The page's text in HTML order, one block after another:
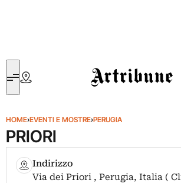
Artribune
HOME›EVENTI E MOSTRE›PERUGIA
PRIORI
Indirizzo
Via dei Priori , Perugia, Italia (